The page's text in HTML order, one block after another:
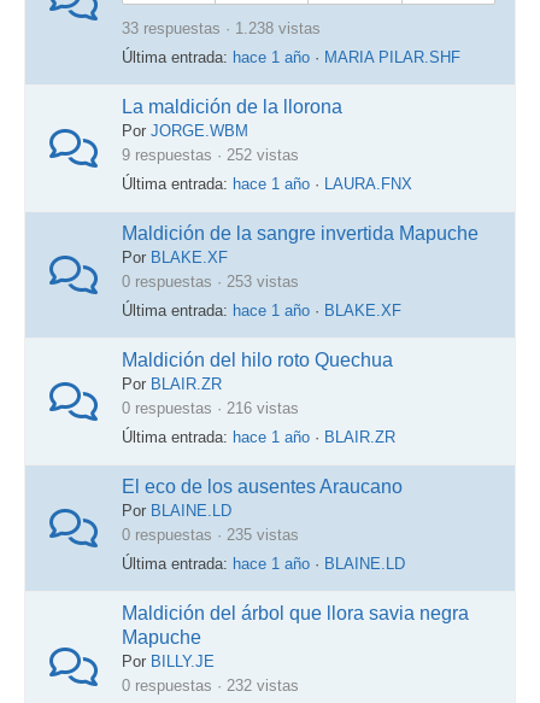
33 respuestas · 1.238 vistas
Última entrada: hace 1 año · MARIA PILAR.SHF
La maldición de la llorona
Por JORGE.WBM
9 respuestas · 252 vistas
Última entrada: hace 1 año · LAURA.FNX
Maldición de la sangre invertida Mapuche
Por BLAKE.XF
0 respuestas · 253 vistas
Última entrada: hace 1 año · BLAKE.XF
Maldición del hilo roto Quechua
Por BLAIR.ZR
0 respuestas · 216 vistas
Última entrada: hace 1 año · BLAIR.ZR
El eco de los ausentes Araucano
Por BLAINE.LD
0 respuestas · 235 vistas
Última entrada: hace 1 año · BLAINE.LD
Maldición del árbol que llora savia negra
Mapuche
Por BILLY.JE
0 respuestas · 232 vistas